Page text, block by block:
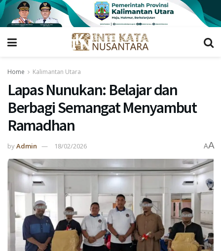
Home Kalimantan Utara
Lapas Nunukan: Belajar dan
Berbagi Semangat Menyambut
Ramadhan
byAdmin 18/02/2026 AA